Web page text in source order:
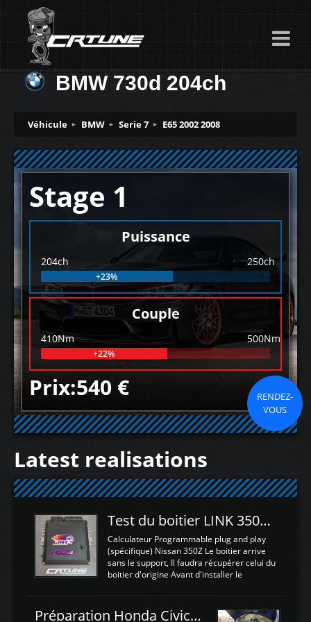
BMW 730d 204ch
Véhicule BMW Serie 7 E65 2002 2008
Stage 1
Puissance
204ch 250ch
+23%
Couple
410Nm 500Nm
+22%
Prix:540 €
RENDEZ-
VOUS
Latest realisations
Test du boitier LINK 350Z Plugin ECU
Calculateur Programmable plug and play
(spécifique) Nissan 350Z Le boitier arrive
sans le support, Il faudra récupérer celui du
boitier d'origine Avant d'installer le
d'envoyer l'information de la large bande
Préparation Honda Civic Type R FK2